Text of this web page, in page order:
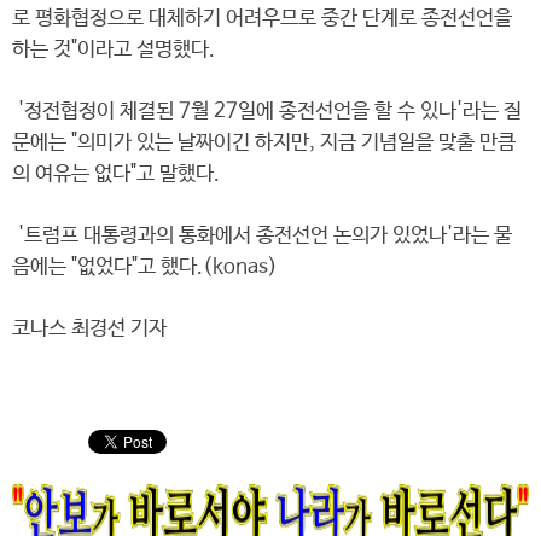
로 평화협정으로 대체하기 어려우므로 중간 단계로 종전선언을
하는 것"이라고 설명했다.
'정전협정이 체결된 7월 27일에 종전선언을 할 수 있나'라는 질
문에는 "의미가 있는 날짜이긴 하지만, 지금 기념일을 맞출 만큼
의 여유는 없다"고 말했다.
'트럼프 대통령과의 통화에서 종전선언 논의가 있었나'라는 물
음에는 "없었다"고 했다.(konas)
코나스 최경선 기자